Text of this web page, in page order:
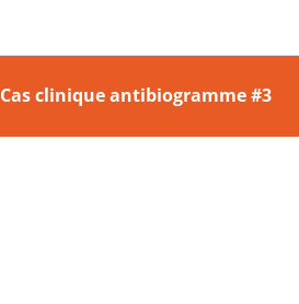
Cas clinique antibiogramme #3